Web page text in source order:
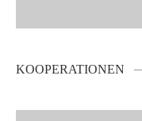
KOOPERATIONEN